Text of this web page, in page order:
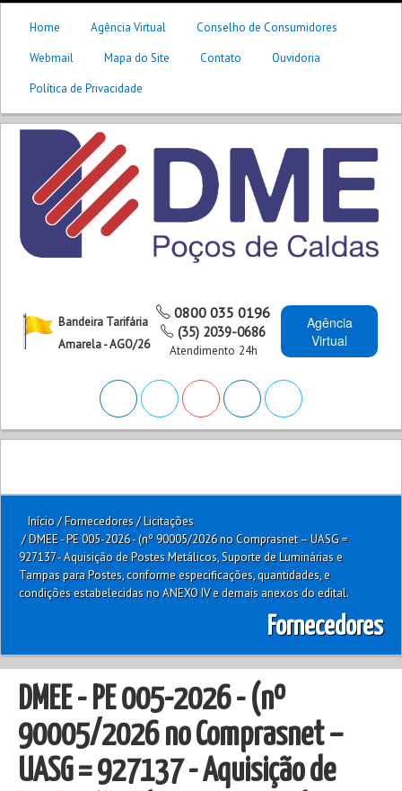
Home Agência Virtual
Conselho de Consumidores
Webmail
Mapa do Site Contato
Ouvidoria
Política de Privacidade
Bandeira Tarifária
Amarela - AGO/26
0800 035 0196
(35) 2039-0686
Atendimento 24h
Agência
Virtual
Início/Fornecedores/Licitações
/DMEE - PE 005-2026 - (nº 90005/2026 no Comprasnet – UASG =
927137 - Aquisição de Postes Metálicos, Suporte de Luminárias e
Tampas para Postes, conforme especificações, quantidades, e
condições estabelecidas no ANEXO IV e demais anexos do edital.
Fornecedores
DMEE - PE 005-2026 - (nº
90005/2026 no Comprasnet –
UASG = 927137 - Aquisição de